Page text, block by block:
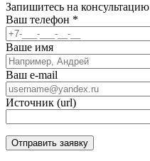
Запишитесь на консультацию
Ваш телефон *
Ваше имя
Ваш e-mail
Источник (url)